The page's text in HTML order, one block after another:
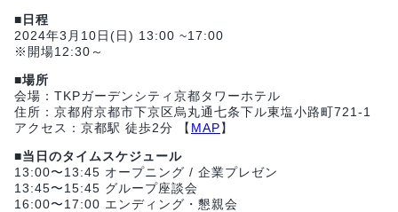
■日程
2024年3月10日(日) 13:00 ~17:00
※開場12:30～
■場所
会場：TKPガーデンシティ京都タワーホテル
住所：京都府京都市下京区烏丸通七条下ル東塩小路町721-1
アクセス：京都駅 徒歩2分 【 MAP】
■当日のタイムスケジュール
13:00〜13:45 オープニング / 企業プレゼン
13:45〜15:45 グループ座談会
16:00〜17:00 エンディング・懇親会